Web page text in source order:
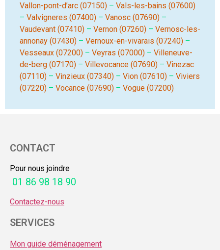
Vallon-pont-d’arc (07150) – Vals-les-bains (07600)
– Valvigneres (07400) – Vanosc (07690) –
Vaudevant (07410) – Vernon (07260) – Vernosc-les-
annonay (07430) – Vernoux-en-vivarais (07240) –
Vesseaux (07200) – Veyras (07000) – Villeneuve-
de-berg (07170) – Villevocance (07690) – Vinezac
(07110) – Vinzieux (07340) – Vion (07610) – Viviers
(07220) – Vocance (07690) – Vogue (07200)
CONTACT
Pour nous joindre
01 86 98 18 90
Contactez-nous
SERVICES
Mon guide déménagement